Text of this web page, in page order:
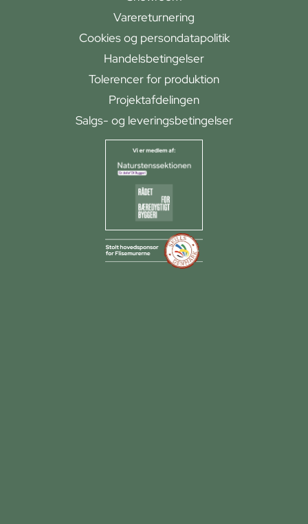
Varereturnering
Cookies og persondatapolitik
Handelsbetingelser
Tolerencer for produktion
Projektafdelingen
Salgs- og leveringsbetingelser